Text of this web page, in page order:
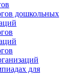
дошкольных
для